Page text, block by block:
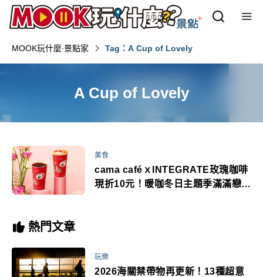
MOOK玩什麼‧景點家 Tag：A Cup of Lovely
A Cup of Lovely
美食
cama caféｘINTEGRATE玫瑰咖啡
現折10元！暖咖冬日主題季滿滿戀愛
熱門文章
玩樂
2026海關禁帶物再更新！13種超意